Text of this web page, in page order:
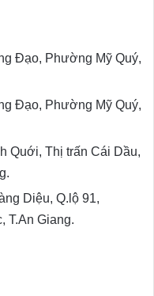
Đạo, Phường Mỹ Quý,
Đạo, Phường Mỹ Quý,
Quới, Thị trấn Cái Dầu,
Diệu, Q.lộ 91,
T.An Giang.